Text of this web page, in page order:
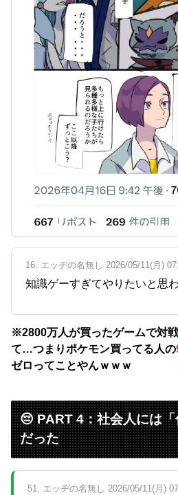
16. エッヂの名無し 2026/05/11(月)
知識ゲーすぎてやりたいと思
※2800万人が買ったゲームで対
て…つまりポケモン買ってる人の
ゼロってことやんｗｗｗ
😔 PART 4：社会人には
だった
51. エッヂの名無し 2026/05/11(月)